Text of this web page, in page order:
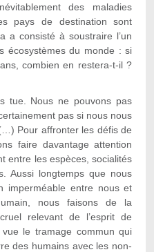
des maladies
pays de destination sont
a consisté à soustraire l’un
écosystèmes du monde : si
combien en restera-t-il ?
tue. Nous ne pouvons pas
pas si nous nous
Pour affronter les défis de
faire davantage attention
entre les espèces, socialités
Aussi longtemps que nous
imperméable entre nous et
nous faisons de la
relevant de l’esprit de
le tramage commun qui
des humains avec les non-